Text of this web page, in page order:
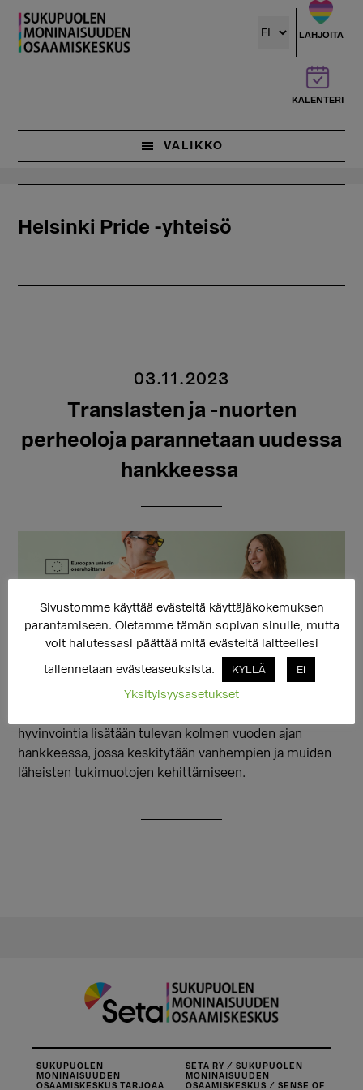
Hyppää
pääsisältöön
LAHJOITA
KALENTERI
VALIKKO
Helsinki Pride -yhteisö
03.11.2023
Translasten ja -nuorten
perheoloja parannetaan uudessa
hankkeessa
hyvinvointia lisätään tulevan kolmen vuoden ajan
hankkeessa, jossa keskitytään vanhempien ja muiden
läheisten tukimuotojen kehittämiseen.
SUKUPUOLEN
MONINAISUUDEN
OSAAMISKESKUS TARJOAA
SETA RY / SUKUPUOLEN
MONINAISUUDEN
OSAAMISKESKUS / SENSE OF
Sivustomme käyttää evästeitä käyttäjäkokemuksen
parantamiseen. Oletamme tämän sopivan sinulle, mutta
voit halutessasi päättää mitä evästeitä laitteellesi
tallennetaan evästeaseuksista. KYLLÄ Ei
Yksityisyysasetukset